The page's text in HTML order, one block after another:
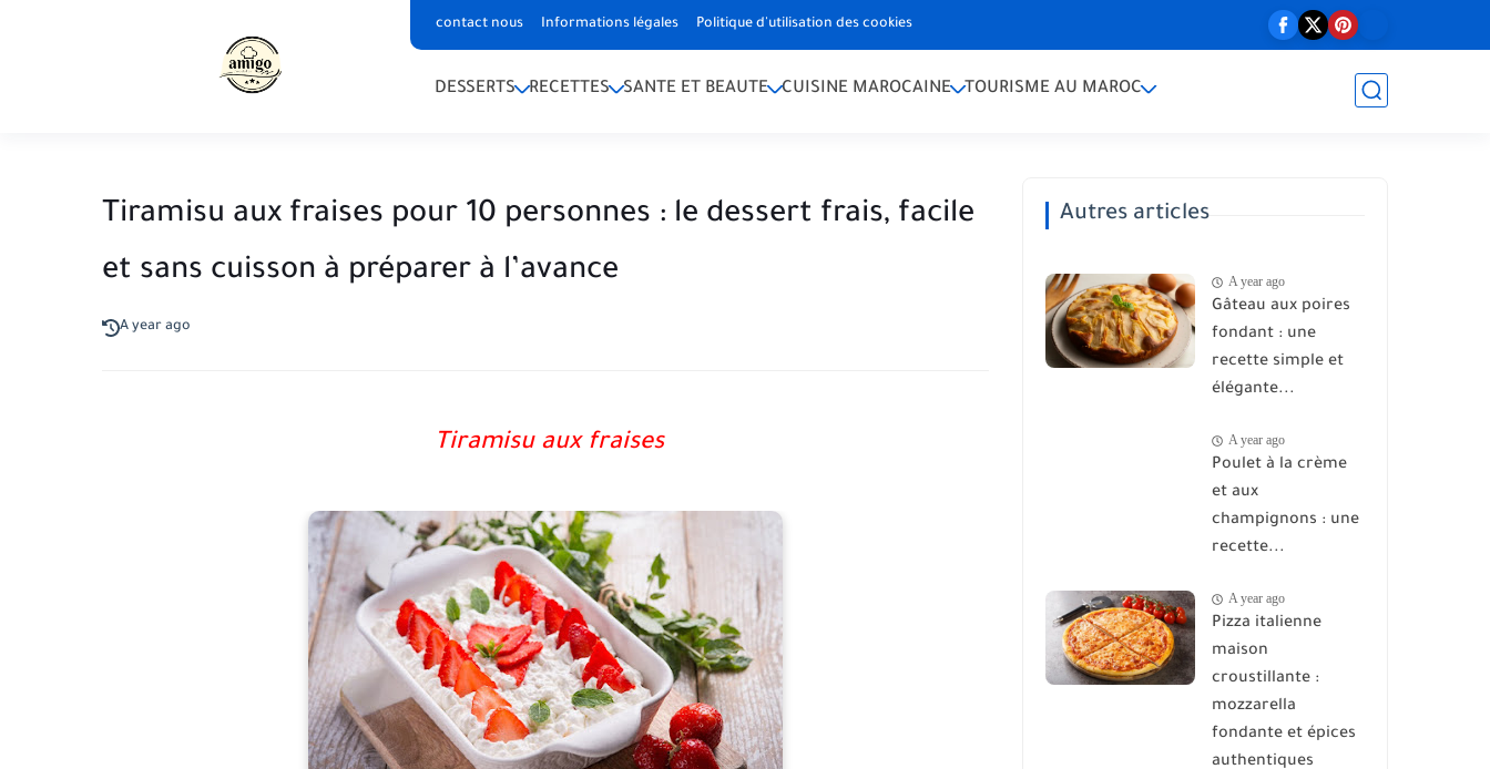
contact nous Informations légales Politique d'utilisation des cookies
DESSERTS RECETTES SANTE ET BEAUTE CUISINE MAROCAINE TOURISME AU MAROC
Tiramisu aux fraises pour 10 personnes : le dessert frais, facile
et sans cuisson à préparer à l’avance
A year ago
Tiramisu aux fraises
Autres articles
A year ago
Gâteau aux poires
fondant : une
recette simple et
élégante...
A year ago
Poulet à la crème
et aux
champignons : une
recette...
A year ago
Pizza italienne
maison
croustillante :
mozzarella
fondante et épices
authentiques